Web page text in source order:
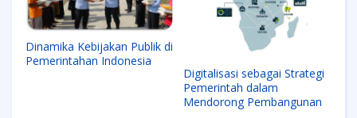
Dinamika Kebijakan Publik di
Pemerintahan Indonesia
Digitalisasi sebagai Strategi
Pemerintah dalam
Mendorong Pembangunan